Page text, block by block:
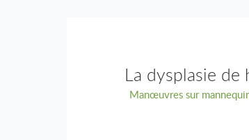
La dysplasie
Manœuvres sur